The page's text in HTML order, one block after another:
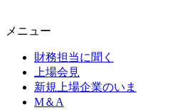
メニュー
財務担当に聞く
上場会見
新規上場企業のいま
M＆A